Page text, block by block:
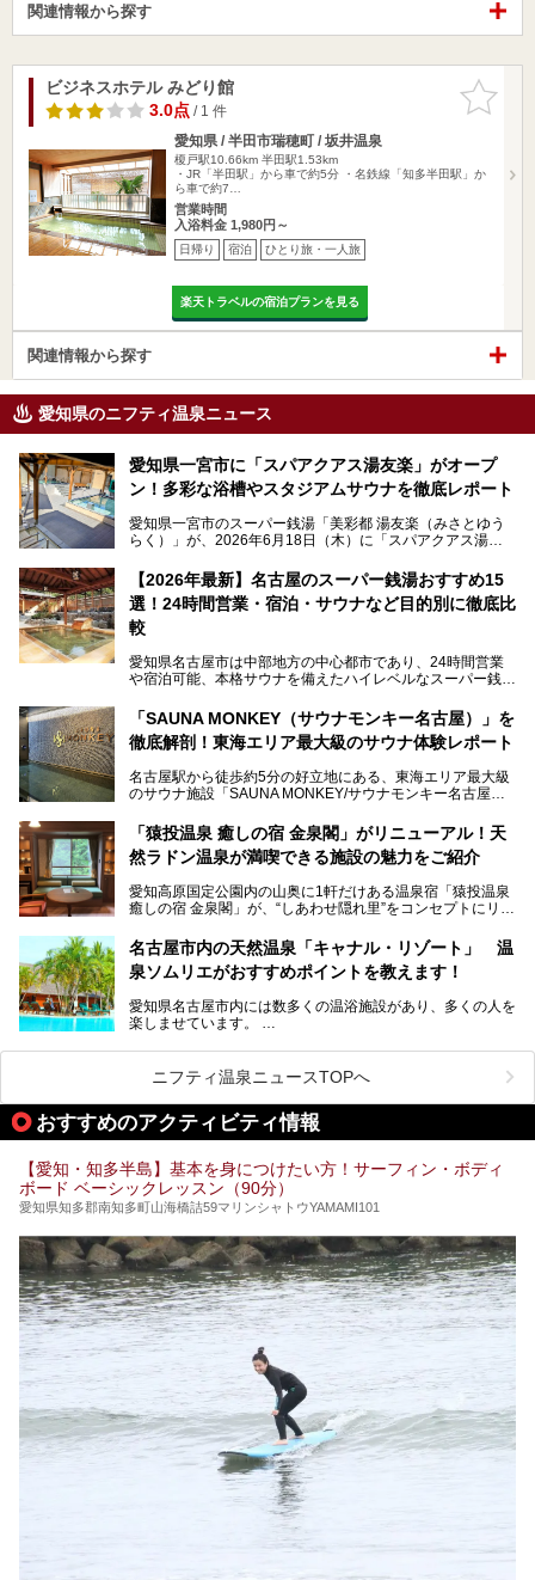
関連情報から探す
お気に入
りに追加
ビジネスホテル みどり館
3.0点/ 1 件
愛知県 / 半田市瑞穂町 / 坂井温泉
榎戸駅10.66km 半田駅1.53km
・JR「半田駅」から車で約5分 ・名鉄線「知多半田駅」か
ら車で約7…
営業時間
入浴料金 1,980円～
日帰り 宿泊 ひとり旅・一人旅
楽天トラベルの宿泊プランを見る
関連情報から探す
愛知県のニフティ温泉ニュース
愛知県一宮市に「スパアクアス湯友楽」がオープ
ン！多彩な浴槽やスタジアムサウナを徹底レポート
愛知県一宮市のスーパー銭湯「美彩都 湯友楽（みさとゆう
らく）」が、2026年6月18日（木）に「スパアクアス湯友
この地で30年にわたり愛され続けてきた施設だからこそ、
地元住民をはじめオープンを待ちわびている人も多いのでは
ないでしょうか。
老朽化した設備の補修を機に、2年前からじっくり構想を練
ってきたというだけあって、館内の充実度は想像以上。
以前の4倍に拡張したという露天エリアや10の浴槽、40人収
容の巨大なスタジアムサウナに、岩盤浴やリラクゼーション
までまるごと楽しめる施設に生まれ変わりました。
今回は、全面リニューアルして新しくなった「スパアクアス
【2026年最新】名古屋のスーパー銭湯おすすめ15
選！24時間営業・宿泊・サウナなど目的別に徹底比
較
愛知県名古屋市は中部地方の中心都市であり、24時間営業
や宿泊可能、本格サウナを備えたハイレベルなスーパー銭湯
そのため、「日々の仕事の疲れを心身ともにリセットした
い」「休日に時間を忘れて1日中ダラダラ過ごしたい」「コ
くある点が魅力です！
お好みの温泉施設を見つけて楽しんでくださいね。
「SAUNA MONKEY（サウナモンキー名古屋）」を
徹底解剖！東海エリア最大級のサウナ体験レポート
名古屋駅から徒歩約5分の好立地にある、東海エリア最大級
のサウナ施設「SAUNA MONKEY/サウナモンキー名古屋」
「名古屋駅周辺ってサウナが少ないよね」という声をよく耳
にするだけあり、アクセスの良さにも胸が高鳴ります。
今回は普段は男性専用となっているパブリックサウナが、女
さっそく取材してきました！
「猿投温泉 癒しの宿 金泉閣」がリニューアル！天
然ラドン温泉が満喫できる施設の魅力をご紹介
愛知高原国定公園内の山奥に1軒だけある温泉宿「猿投温泉
癒しの宿 金泉閣」が、“しあわせ隠れ里”をコンセプトにリニ
天然ラドン温泉が堪能できるお風呂や、新設・改装された客
室、地元の食材と温泉水で作られたお料理……。
ご紹介します。
名古屋市内の天然温泉「キャナル・リゾート」 温
泉ソムリエがおすすめポイントを教えます！
愛知県名古屋市内には数多くの温浴施設があり、多くの人を
楽しませています。
ムリエの目線で紹介していきます！
名古屋市内にはスーパー銭湯や日帰り温泉が多く、「どこに
行こうかな？」と悩んでしまう方も多いと思います。
ぜひこの記事を参考にして「キャナル・リゾート」に出かけ
てみるのはいかがでしょうか？
ニフティ温泉ニュースTOPへ
おすすめのアクティビティ情報
【愛知・知多半島】基本を身につけたい方！サーフィン・ボディ
ボード ベーシックレッスン（90分）
愛知県知多郡南知多町山海橋詰59マリンシャトウYAMAMI101